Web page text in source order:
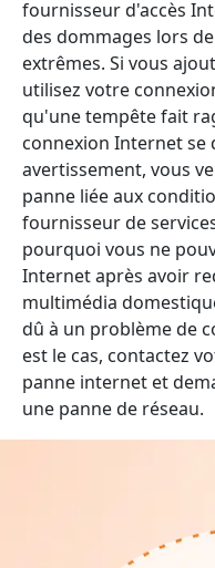
fournisseur d'accès
des dommages lors
extrêmes. Si vous
utilisez votre
qu'une tempête fait
connexion Internet se
avertissement, vous
panne liée aux
fournisseur de
pourquoi vous ne
Internet après avoir
multimédia
dû à un problème de
est le cas, contactez
panne internet et
une panne de réseau.